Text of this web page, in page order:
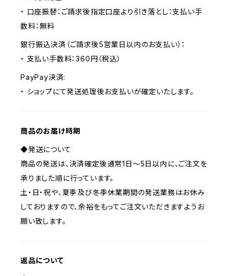
・ 口座振替：ご請求後指定口座より引き落とし：支払い手
数料：無料
銀行振込決済（ご請求後5営業日以内のお支払い）：
・ 支払い手数料：360円（税込）
PayPay決済:
・ ショップにて発送処理後お支払いが確定いたします。
商品のお届け時期
◆発送について
商品の発送は、決済確定後通常1日～5日以内に、ご注文を
承りました順に行っています。
土・日・祝や、夏季及び冬季休業期間の発送業務はお休み
しておりますので、余裕をもってご注文いただきますようお
願い致します。
返品について